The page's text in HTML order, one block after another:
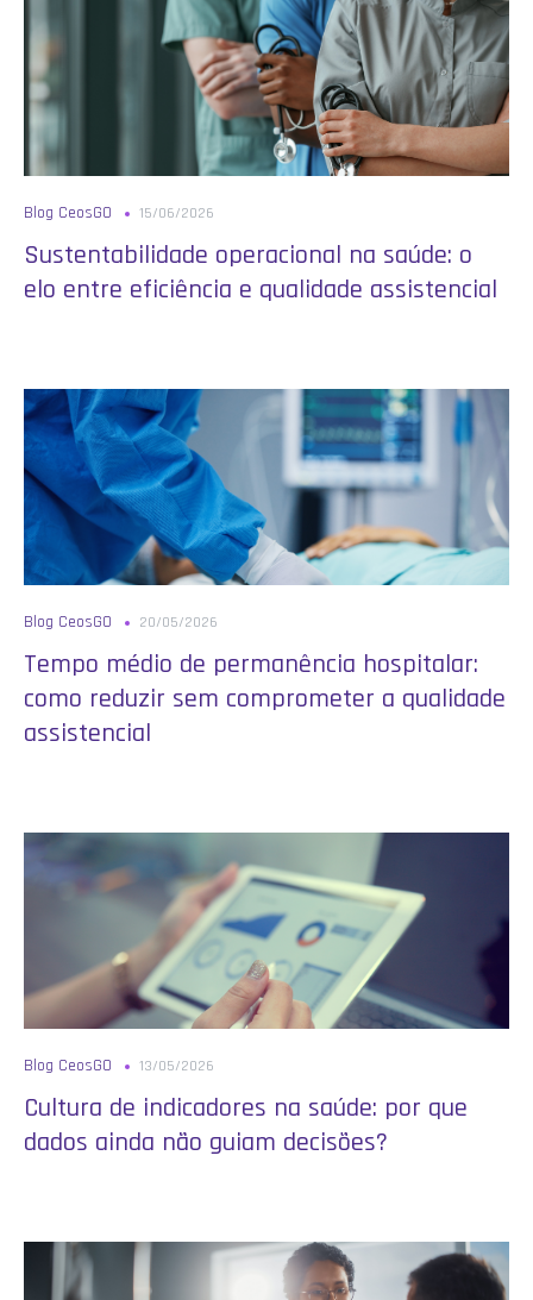
Blog CeosGO 15/06/2026
Sustentabilidade operacional na saúde: o
elo entre eficiência e qualidade assistencial
Blog CeosGO 20/05/2026
Tempo médio de permanência hospitalar:
como reduzir sem comprometer a qualidade
assistencial
Blog CeosGO 13/05/2026
Cultura de indicadores na saúde: por que
dados ainda não guiam decisões?